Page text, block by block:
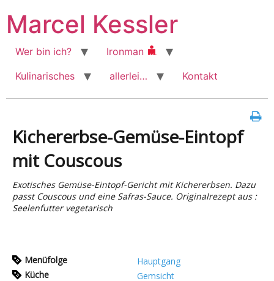
Inhalt
wechseln
Marcel Kessler
Wer bin ich?
Ironman
Kulinarisches
allerlei… Kontakt
Kichererbse-Gemüse-Eintopf
mit Couscous
Exotisches Gemüse-Eintopf-Gericht mit Kichererbsen. Dazu
passt Couscous und eine Safras-Sauce. Originalrezept aus :
Seelenfutter vegetarisch
Menüfolge
Hauptgang
Küche
Gemsicht